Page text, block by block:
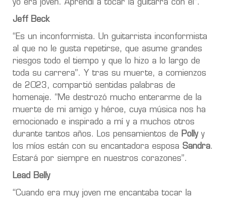
yo era joven. Aprendí a tocar la guitarra con él”.
Jeff Beck
“Es un inconformista. Un guitarrista inconformista
al que no le gusta repetirse, que asume grandes
riesgos todo el tiempo y que lo hizo a lo largo de
toda su carrera”. Y tras su muerte, a comienzos
de 2023, compartió sentidas palabras de
homenaje. “Me destrozó mucho enterarme de la
muerte de mi amigo y héroe, cuya música nos ha
emocionado e inspirado a mí y a muchos otros
durante tantos años. Los pensamientos de Pollyy
los míos están con su encantadora esposa Sandra.
Estará por siempre en nuestros corazones”.
Lead Belly
“Cuando era muy joven me encantaba tocar la